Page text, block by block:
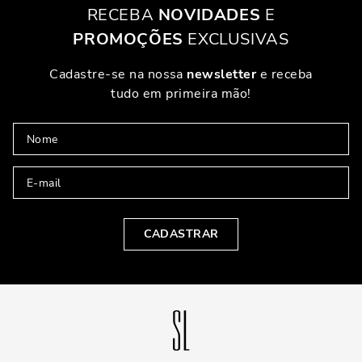
um dia cheio de compromissos. É a escolha certa para quem busca
transmitir elegância e confiança.
TOQUES FASHION EM PRODUÇÕES URBANAS
Se a ideia é criar um visual urbano e moderno, combine a sandália de
efeito fashionista que chama atenção. Pequenos detalhes, como uma
bolsa estilosa ou acessórios marcantes, completam o look.
PRODUÇÕES SOFISTICADAS COM SANDÁLIA DE
LOOKS PARA FESTAS E EVENTOS
longos, saias de tecido fluido ou até mesmo peças de paetê. Assim,
você garante um visual deslumbrante sem abrir mão da mobilidade.
RECEBA NOVIDADES E
PROMOÇÕES EXCLUSIVAS
Cadastre-se na nossa newslettere receba
tudo em primeira mão!
CADASTRAR